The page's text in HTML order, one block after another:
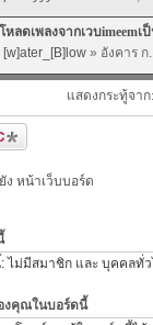
หลดเพลงจากเวบimeemเ
[w]ater_[B]low » อังคาร ก
แสดงกระทู้จาก:
ง หน้าเว็บบอร์ด
ไม่มีสมาชิก และ บุคคลทั่
งคุณในบอร์ดนี้